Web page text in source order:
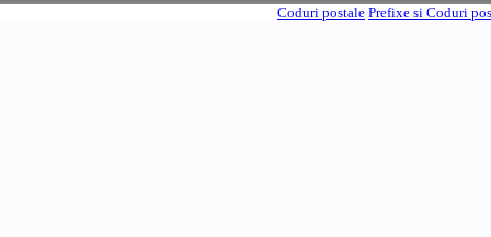
Coduri postale Prefixe si Coduri